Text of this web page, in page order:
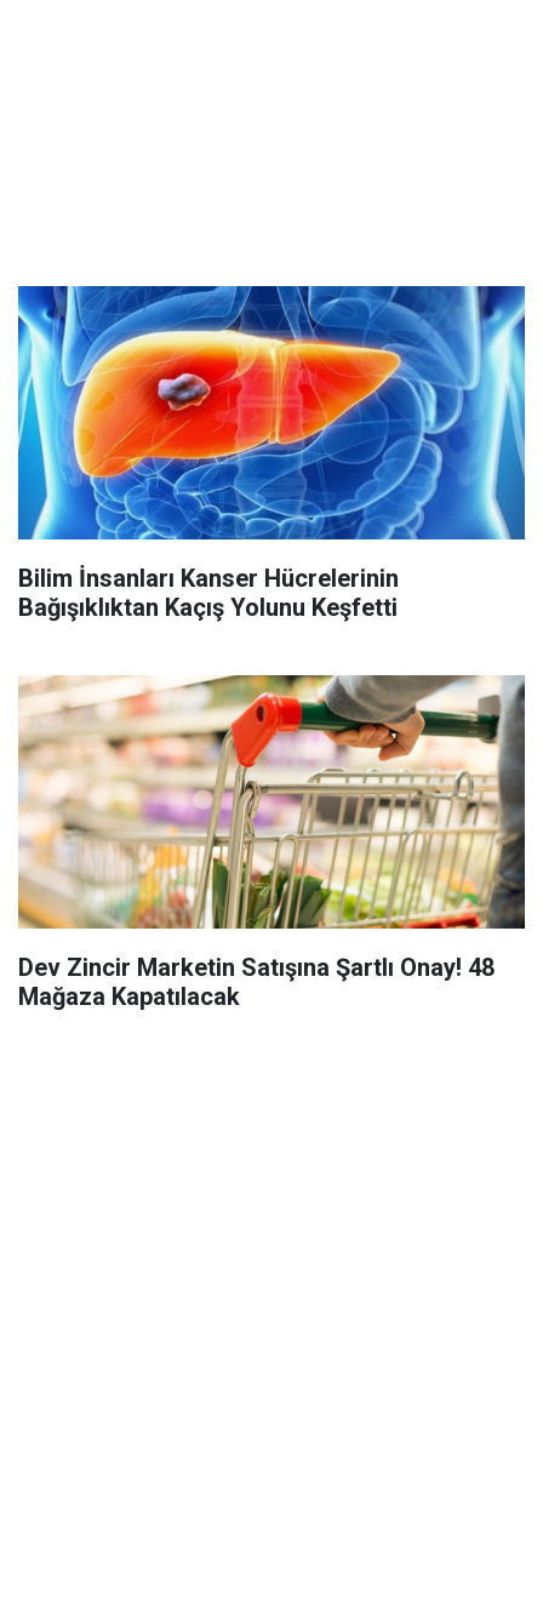
Bilim İnsanları Kanser Hücrelerinin
Bağışıklıktan Kaçış Yolunu Keşfetti
Dev Zincir Marketin Satışına Şartlı Onay! 48
Mağaza Kapatılacak